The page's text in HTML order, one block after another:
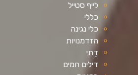
לייף סטייל
כללי
כלי נגינה
הזדמנויות
דָתִי
דילים חמים